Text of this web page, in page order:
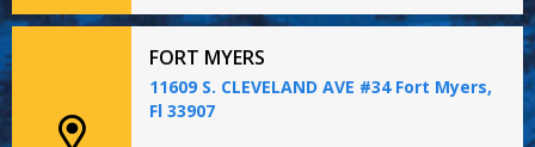
FORT MYERS
11609 S. CLEVELAND AVE #34 Fort Myers,
Fl 33907